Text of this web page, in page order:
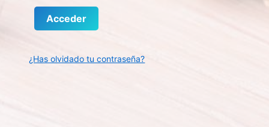
¿Has olvidado tu contraseña?